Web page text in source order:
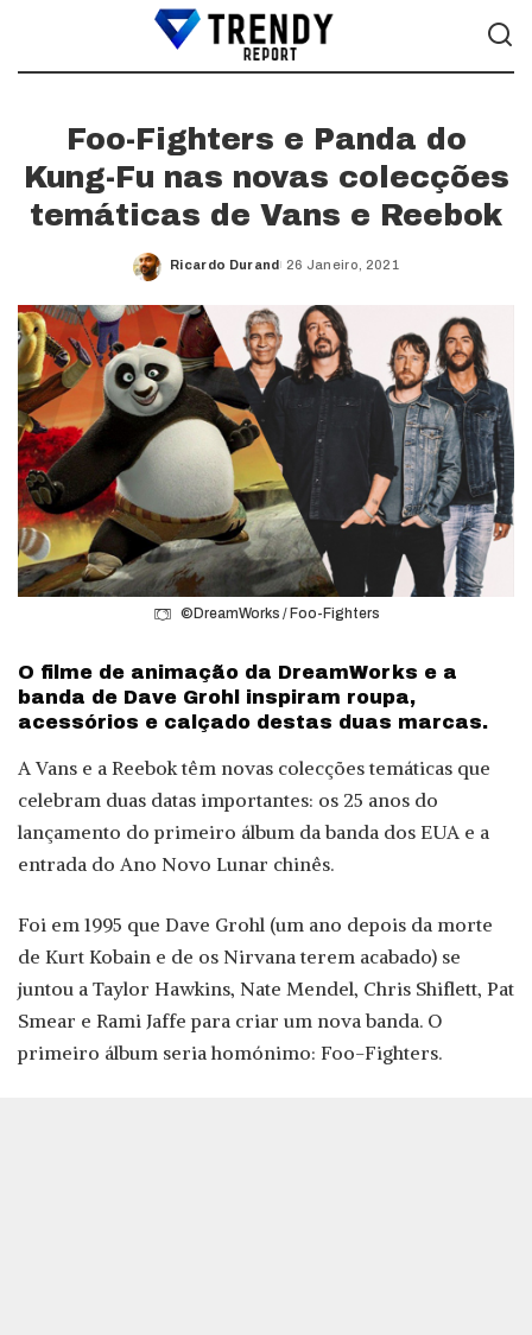
Foo-Fighters e Panda do
Kung-Fu nas novas colecções
temáticas de Vans e Reebok
Posted
Ricardo Durand 26 Janeiro, 2021
©DreamWorks / Foo-Fighters
O filme de animação da DreamWorks e a
banda de Dave Grohl inspiram roupa,
acessórios e calçado destas duas marcas.
A Vans e a Reebok têm novas colecções temáticas que
celebram duas datas importantes: os 25 anos do
lançamento do primeiro álbum da banda dos EUA e a
entrada do Ano Novo Lunar chinês.
Foi em 1995 que Dave Grohl (um ano depois da morte
de Kurt Kobain e de os Nirvana terem acabado) se
juntou a Taylor Hawkins, Nate Mendel, Chris Shiflett, Pat
Smear e Rami Jaffe para criar um nova banda. O
primeiro álbum seria homónimo: Foo-Fighters.